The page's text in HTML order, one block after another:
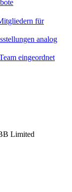
für
analog
eingeordnet
Limited